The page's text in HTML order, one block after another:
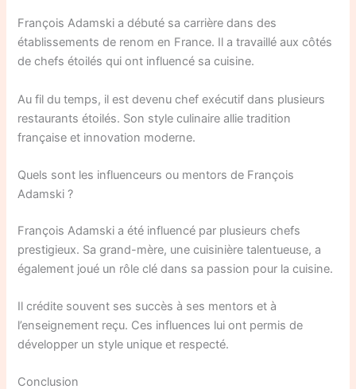
François Adamski a débuté sa carrière dans des
établissements de renom en France. Il a travaillé aux côtés
de chefs étoilés qui ont influencé sa cuisine.
Au fil du temps, il est devenu chef exécutif dans plusieurs
restaurants étoilés. Son style culinaire allie tradition
française et innovation moderne.
Quels sont les influenceurs ou mentors de François
Adamski ?
François Adamski a été influencé par plusieurs chefs
prestigieux. Sa grand-mère, une cuisinière talentueuse, a
également joué un rôle clé dans sa passion pour la cuisine.
Il crédite souvent ses succès à ses mentors et à
l’enseignement reçu. Ces influences lui ont permis de
développer un style unique et respecté.
Conclusion